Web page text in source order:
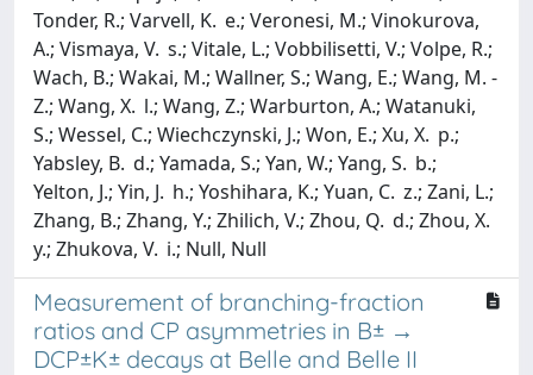
Tonder, R.; Varvell, K. e.; Veronesi, M.; Vinokurova,
A.; Vismaya, V. s.; Vitale, L.; Vobbilisetti, V.; Volpe, R.;
Wach, B.; Wakai, M.; Wallner, S.; Wang, E.; Wang, M. -
Z.; Wang, X. l.; Wang, Z.; Warburton, A.; Watanuki,
S.; Wessel, C.; Wiechczynski, J.; Won, E.; Xu, X. p.;
Yabsley, B. d.; Yamada, S.; Yan, W.; Yang, S. b.;
Yelton, J.; Yin, J. h.; Yoshihara, K.; Yuan, C. z.; Zani, L.;
Zhang, B.; Zhang, Y.; Zhilich, V.; Zhou, Q. d.; Zhou, X.
y.; Zhukova, V. i.; Null, Null
Measurement of branching-fraction
ratios and CP asymmetries in B± →
DCP±K± decays at Belle and Belle II